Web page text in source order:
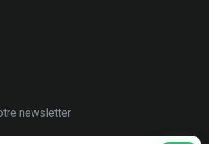
newsletter